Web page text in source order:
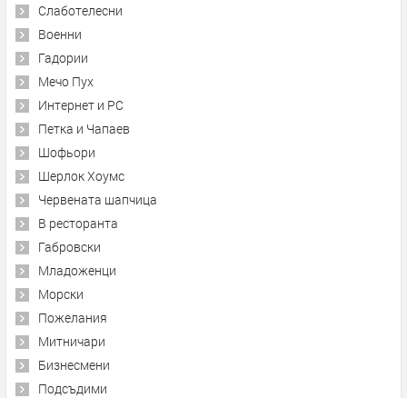
Слаботелесни
Военни
Гадории
Мечо Пух
Интернет и PC
Петка и Чапаев
Шофьори
Шерлок Хоумс
Червената шапчица
В ресторанта
Габровски
Младоженци
Морски
Пожелания
Митничари
Бизнесмени
Подсъдими